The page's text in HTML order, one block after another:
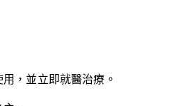
，並立即就醫治療。